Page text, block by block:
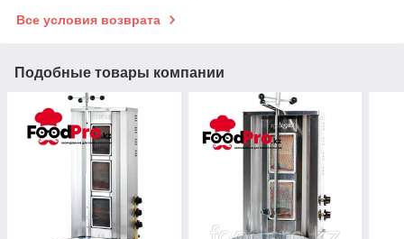
Все условия возврата
Подобные товары компании